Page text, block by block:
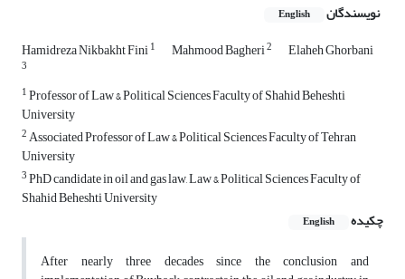
نویسندگان English
Hamidreza Nikbakht Fini1 Mahmood Bagheri2 Elaheh Ghorbani
3
1Professor of Law & Political Sciences Faculty of Shahid Beheshti
University
2Associated Professor of Law & Political Sciences Faculty of Tehran
University
3PhD candidate in oil and gas law, Law & Political Sciences Faculty of
Shahid Beheshti University
چکیده
English
After nearly three decades since the conclusion and